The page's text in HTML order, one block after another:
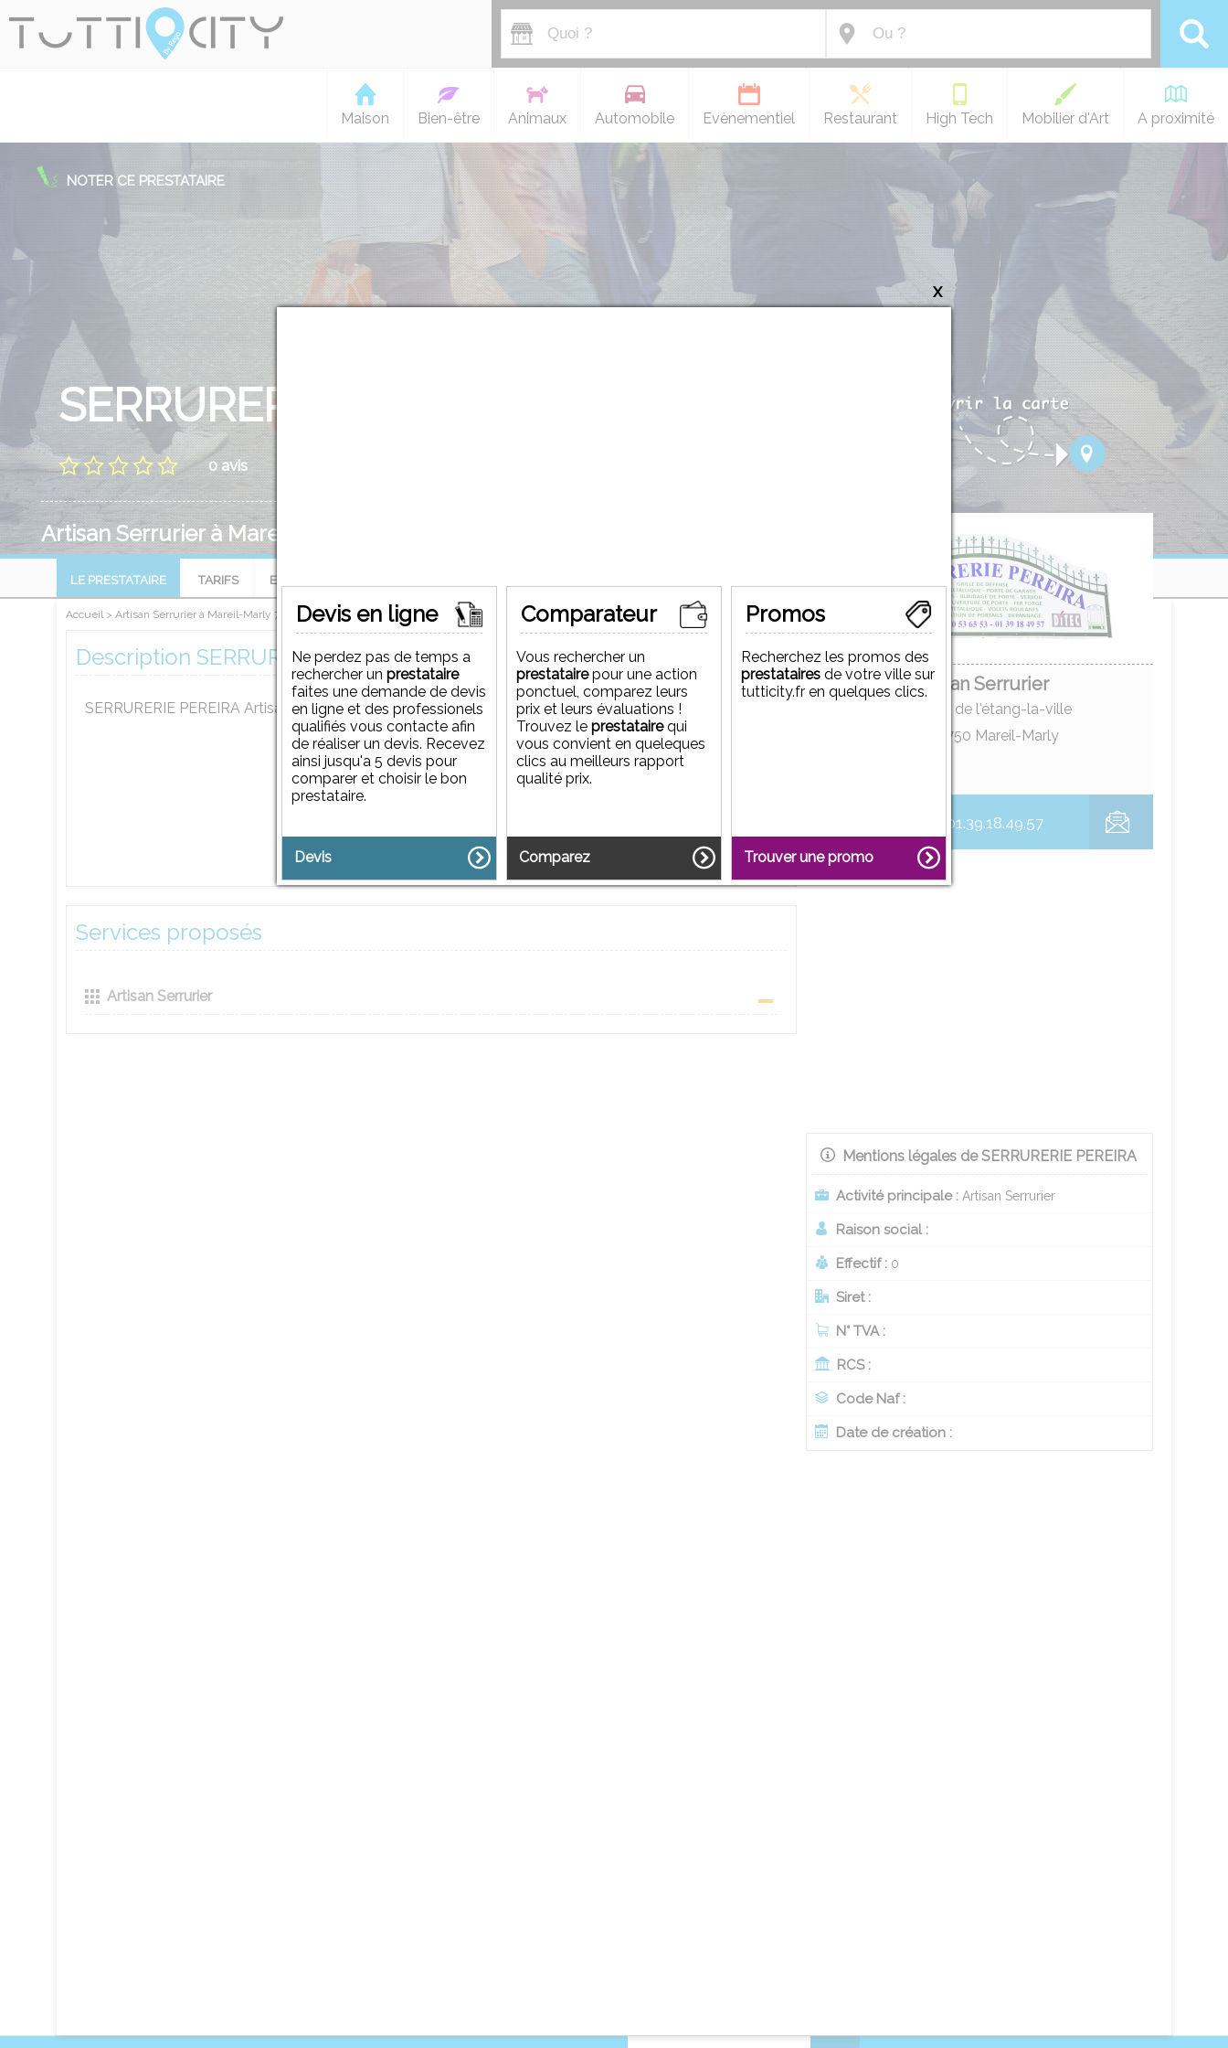
Maison Bien-être Animaux Automobile Evènementiel Restaurant High Tech Mobilier d'Art A proximité
SERRURERIE PEREIRA
0 avis
Artisan Serrurier à Mareil-Marly 78750
NOTER CE PRESTATAIRE
LE PRESTATAIRE TARIFS EVALUATIONS
Accueil> Artisan Serrurier à Mareil-Marly 78750 >SERRURERIE PEREIRA
Artisan Serrurier
138 route de l'étang-la-ville
78750 Mareil-Marly
01.39.18.49.57
Mentions légales de SERRURERIE PEREIRA
Activité principale : Artisan Serrurier
Raison social :
Effectif : 0
Siret :
N° TVA :
RCS :
Code Naf :
Date de création :
Description SERRURERIE PEREIRA
SERRURERIE PEREIRA Artisan Serrurier à Mareil-Marly 78750
Services proposés
Artisan Serrurier
x
Devis en ligne
Ne perdez pas de temps a
rechercher un prestataire
faites une demande de devis
en ligne et des professionels
qualifiés vous contacte afin
de réaliser un devis. Recevez
ainsi jusqu'a 5 devis pour
comparer et choisir le bon
prestataire.
Devis
Comparateur
Vous rechercher un
prestatairepour une action
ponctuel, comparez leurs
prix et leurs évaluations !
Trouvez le prestatairequi
vous convient en queleques
clics au meilleurs rapport
qualité prix.
Comparez
Promos
Recherchez les promos des
prestataires de votre ville sur
tutticity.fr en quelques clics.
Trouver une promo